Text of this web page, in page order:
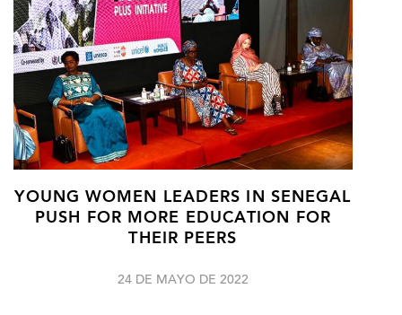
YOUNG WOMEN LEADERS IN SENEGAL
PUSH FOR MORE EDUCATION FOR
THEIR PEERS
24 DE MAYO DE 2022